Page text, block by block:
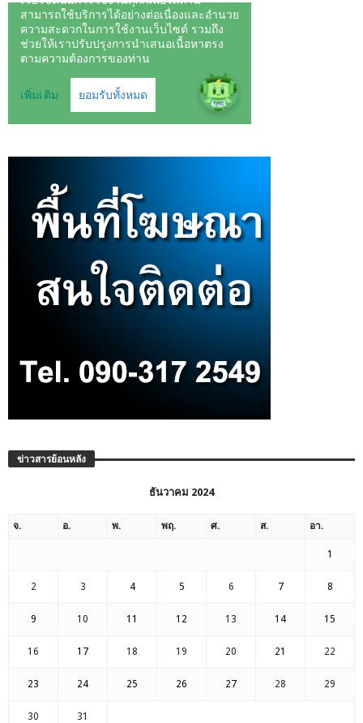
ข่าวสารย้อนหลัง
ธันวาคม 2024
จ. อ. พ. พฤ. ศ. ส. อา.
1
2 3 4 5 6 7 8
9 10 11 12 13 14 15
16 17 18 19 20 21 22
23 24 25 26 27 28 29
30 31